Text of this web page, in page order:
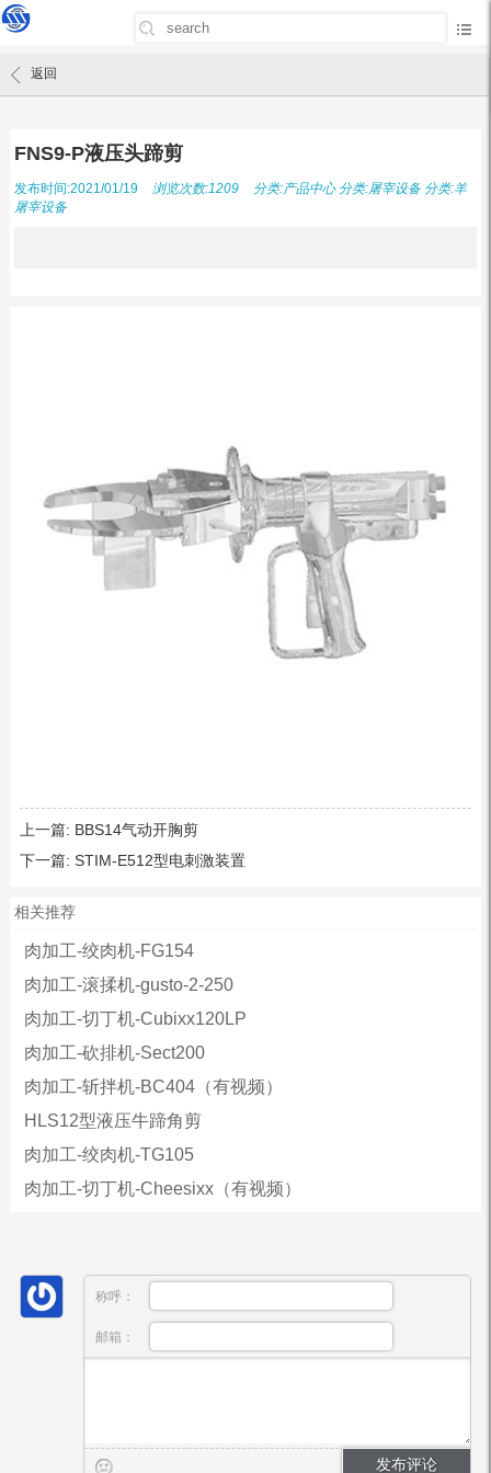
首页 FNS9-P液压头蹄剪
返回
FNS9-P液压头蹄剪
发布时间:2021/01/19 浏览次数:1209 分类:产品中心分类:屠宰设备 分类:羊
屠宰设备
上一篇: BBS14气动开胸剪
下一篇: STIM-E512型电刺激装置
相关推荐
肉加工-绞肉机-FG154
肉加工-滚揉机-gusto-2-250
肉加工-切丁机-Cubixx120LP
肉加工-砍排机-Sect200
肉加工-斩拌机-BC404（有视频）
HLS12型液压牛蹄角剪
肉加工-绞肉机-TG105
肉加工-切丁机-Cheesixx（有视频）
称呼：
邮箱：